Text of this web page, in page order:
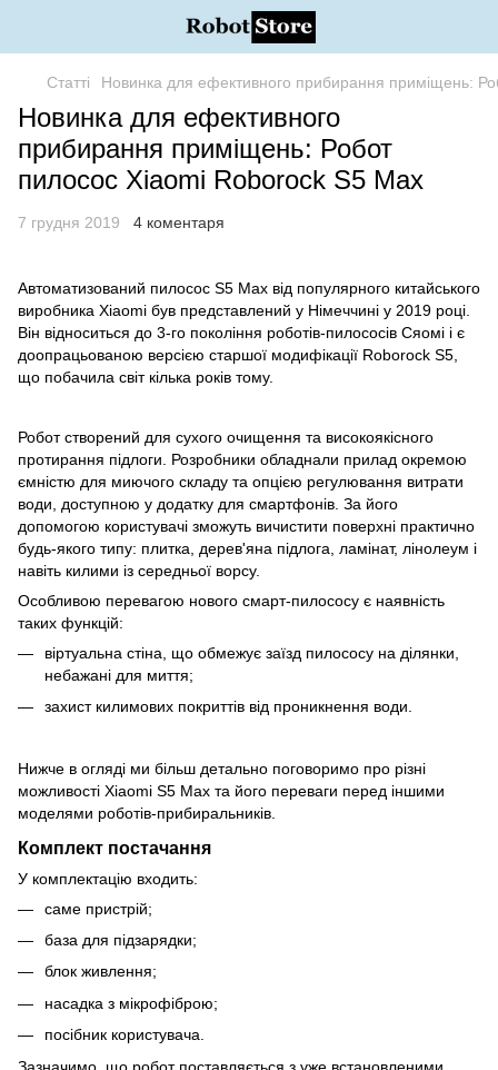
Статті Новинка для ефективного прибирання приміщень:
Новинка для ефективного
прибирання приміщень: Робот
пилосос Xiaomi Roborock S5 Max
7 грудня 2019 4 коментаря
Автоматизований пилосос S5 Max від популярного китайського
виробника Xiaomi був представлений у Німеччині у 2019 році.
Він відноситься до 3-го покоління роботів-пилососів Сяомі і є
доопрацьованою версією старшої модифікації Roborock S5,
що побачила світ кілька років тому.
Робот створений для сухого очищення та високоякісного
протирання підлоги. Розробники обладнали прилад окремою
ємністю для миючого складу та опцією регулювання витрати
води, доступною у додатку для смартфонів. За його
допомогою користувачі зможуть вичистити поверхні практично
будь-якого типу: плитка, дерев'яна підлога, ламінат, лінолеум і
навіть килими із середньої ворсу.
Особливою перевагою нового смарт-пилососу є наявність
таких функцій:
віртуальна стіна, що обмежує заїзд пилососу на ділянки,
небажані для миття;
захист килимових покриттів від проникнення води.
Нижче в огляді ми більш детально поговоримо про різні
можливості Xiaomi S5 Max та його переваги перед іншими
моделями роботів-прибиральників.
Комплект постачання
У комплектацію входить:
саме пристрій;
база для підзарядки;
блок живлення;
насадка з мікрофіброю;
посібник користувача.
Зазначимо, що робот поставляється з уже встановленими